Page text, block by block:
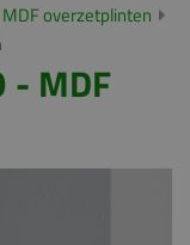
MDF overzetplinten
- MDF